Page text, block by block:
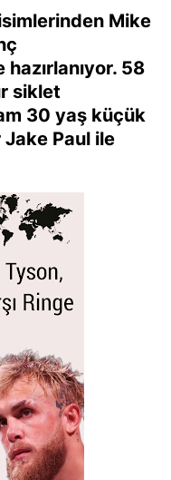
Mike
58
siklet
30 yaş küçük
Paul ile